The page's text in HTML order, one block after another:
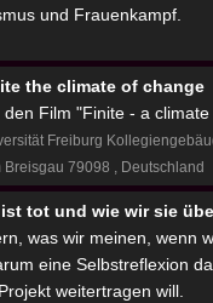
und Frauenkampf.
the climate of change
den Film "Finite - a
Freiburg
Breisgau 79098
Deutschland
tot und wie wir sie
was wir meinen, wenn
eine Selbstreflexion
weitertragen will.